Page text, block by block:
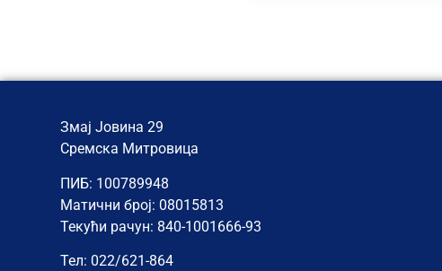
Змај Јовина 29
Сремска Митровица
ПИБ: 100789948
Матични број: 08015813
Текући рачун: 840-1001666-93
Тел: 022/621-864